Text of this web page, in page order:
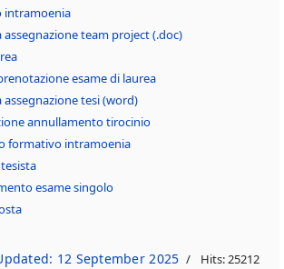
intramoenia
team project (.doc)
esame di laurea
tesi (word)
annullamento tirocinio
formativo intramoenia
esame singolo
12 September 2025 Hits: 25212